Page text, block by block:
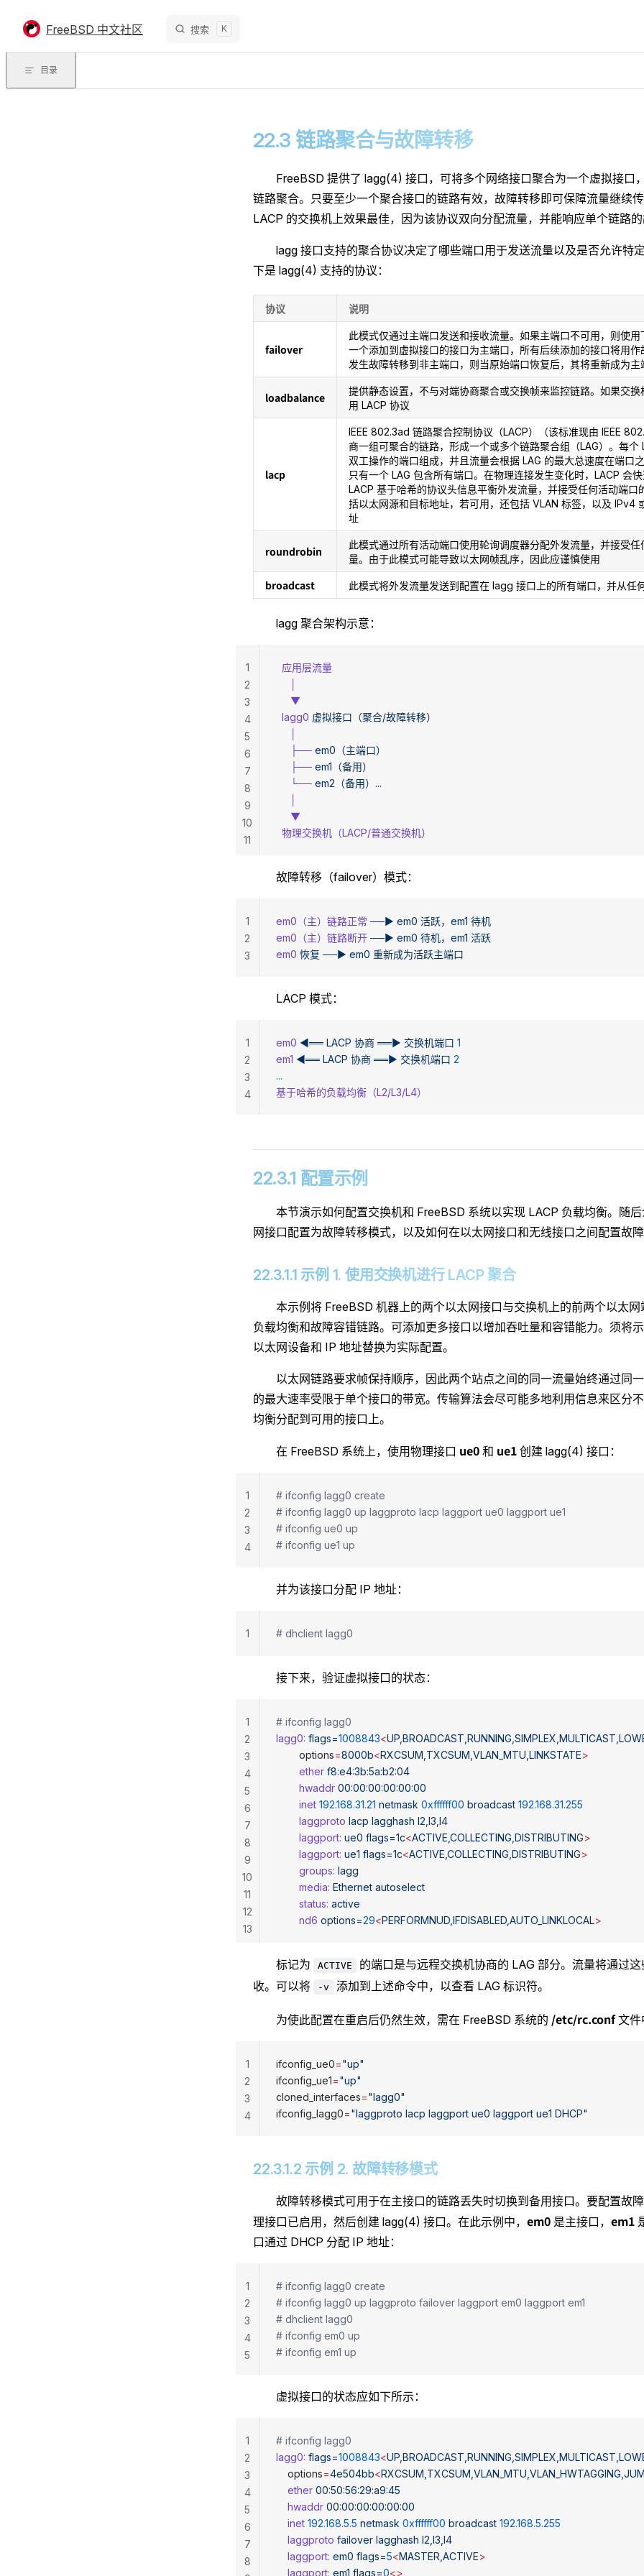
FreeBSD 中文社区 搜索 K
目录
22.3 链路聚合与故障转移
FreeBSD 提供了 lagg(4) 接口，可将多个网络接口聚合为一个虚拟接口
链路聚合。只要至少一个聚合接口的链路有效，故障转移即可保障流量继续
LACP 的交换机上效果最佳，因为该协议双向分配流量，并能响应单个链路的
lagg 接口支持的聚合协议决定了哪些端口用于发送流量以及是否允许特
下是 lagg(4) 支持的协议：
协议 说明
failover
此模式仅通过主端口发送和接收流量。如果主端口不可用，则使
一个添加到虚拟接口的接口为主端口，所有后续添加的接口将用
发生故障转移到非主端口，则当原始端口恢复后，其将重新成为主
loadbalance
提供静态设置，不与对端协商聚合或交换帧来监控链路。如果交换
用 LACP 协议
lacp
IEEE 802.3ad 链路聚合控制协议（LACP）（该标准现由 IEEE
商一组可聚合的链路，形成一个或多个链路聚合组（LAG）。每个
双工操作的端口组成，并且流量会根据 LAG 的最大总速度在端口
只有一个 LAG 包含所有端口。在物理连接发生变化时，LACP 会快
LACP 基于哈希的协议头信息平衡外发流量，并接受任何活动端口
括以太网源和目标地址，若可用，还包括 VLAN 标签，以及 IPv4
址
roundrobin
此模式通过所有活动端口使用轮询调度器分配外发流量，并接受
量。由于此模式可能导致以太网帧乱序，因此应谨慎使用
broadcast 此模式将外发流量发送到配置在 lagg 接口上的所有端口，并从任
lagg 聚合架构示意：
  应用层流量
     ▼
  lagg0
虚拟接口（聚合/故障转移）
     ├──
em0（主端口）
     ├──
em1（备用）
     └──
em2（备用）...
     ▼
  物理交换机（LACP/普通交换机）
1
2
3
4
5
6
7
8
9
10
11
故障转移（failover）模式：
em0（主）链路正常 ──► em0 活跃，em1 待机
em0（主）链路断开 ──► em0 待机，em1 活跃
em0 恢复 ──► em0 重新成为活跃主端口
1
2
3
LACP 模式：
em0 ◄══ LACP 协商 ══► 交换机端口 1
em1 ◄══ LACP 协商 ══► 交换机端口 2
...
基于哈希的负载均衡（L2/L3/L4）
1
2
3
4
22.3.1 配置示例
本节演示如何配置交换机和 FreeBSD 系统以实现 LACP 负载均衡。随
网接口配置为故障转移模式，以及如何在以太网接口和无线接口之间配置故障
22.3.1.1 示例 1. 使用交换机进行 LACP 聚合
本示例将 FreeBSD 机器上的两个以太网接口与交换机上的前两个以太
负载均衡和故障容错链路。可添加更多接口以增加吞吐量和容错能力。须将示
以太网设备和 IP 地址替换为实际配置。
以太网链路要求帧保持顺序，因此两个站点之间的同一流量始终通过同
的最大速率受限于单个接口的带宽。传输算法会尽可能多地利用信息来区分
均衡分配到可用的接口上。
在 FreeBSD 系统上，使用物理接口 ue0 和 ue1 创建 lagg(4) 接口：
# ifconfig lagg0 create
# ifconfig lagg0 up laggproto lacp laggport ue0 laggport ue1
# ifconfig ue0 up
# ifconfig ue1 up
1
2
3
4
并为该接口分配 IP 地址：
# dhclient lagg0
1
接下来，验证虚拟接口的状态：
# ifconfig lagg0
lagg0: flags=1008843<
        options
=8000b<RXCSUM,TXCSUM,VLAN_MTU,LINKSTATE>
        ether
f8:e4:3b:5a:b2:04
        hwaddr
00:00:00:00:00:00
        inet
192.168.31.21 netmask 0xffffff00 broadcast 192.168.31.255
        laggproto
lacp lagghash l2,l3,l4
        laggport:
ue0 flags=1c<ACTIVE,COLLECTING,DISTRIBUTING>
        laggport:
ue1 flags=1c<ACTIVE,COLLECTING,DISTRIBUTING>
        groups:
lagg
        media:
Ethernet autoselect
        status:
active
        nd6
options=29<PERFORMNUD,IFDISABLED,AUTO_LINKLOCAL>
1
2
3
4
5
6
7
8
9
10
11
12
13
标记为 ACTIVE
的端口是与远程交换机协商的 LAG 部分。流量将通过
收。可以将
-v 添加到上述命令中，以查看 LAG 标识符。
为使此配置在重启后仍然生效，需在 FreeBSD 系统的 /etc/rc.conf文件
ifconfig_ue0="up"
ifconfig_ue1="up"
cloned_interfaces="lagg0"
ifconfig_lagg0="laggproto lacp laggport ue0 laggport ue1 DHCP"
1
2
3
4
22.3.1.2 示例 2. 故障转移模式
故障转移模式可用于在主接口的链路丢失时切换到备用接口。要配置故
理接口已启用，然后创建 lagg(4) 接口。在此示例中， em0 是主接口， em1
口通过 DHCP 分配 IP 地址：
# ifconfig lagg0 create
# ifconfig lagg0 up laggproto failover laggport em0 laggport em1
# dhclient lagg0
# ifconfig em0 up
# ifconfig em1 up
1
2
3
4
5
虚拟接口的状态应如下所示：
# ifconfig lagg0
lagg0: flags=1008843<
	options
=4e504bb<
	ether
00:50:56:29:a9:45
	hwaddr
00:00:00:00:00:00
	inet
192.168.5.5 netmask 0xffffff00 broadcast 192.168.5.255
	laggproto
failover lagghash l2,l3,l4
	laggport:
em0 flags=5<MASTER,ACTIVE>
	laggport:
em1 flags=0<>
1
2
3
4
5
6
7
8